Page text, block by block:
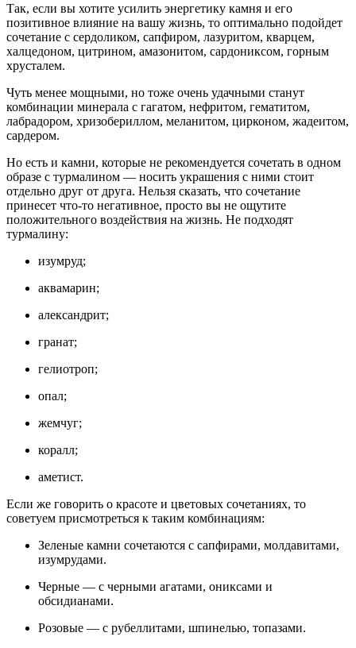
Так, если вы хотите усилить энергетику камня и его
позитивное влияние на вашу жизнь, то оптимально подойдет
сочетание с сердоликом, сапфиром, лазуритом, кварцем,
халцедоном, цитрином, амазонитом, сардониксом, горным
хрусталем.
Чуть менее мощными, но тоже очень удачными станут
комбинации минерала с гагатом, нефритом, гематитом,
лабрадором, хризобериллом, меланитом, цирконом, жадеитом,
сардером.
Но есть и камни, которые не рекомендуется сочетать в одном
образе с турмалином — носить украшения с ними стоит
отдельно друг от друга. Нельзя сказать, что сочетание
принесет что-то негативное, просто вы не ощутите
положительного воздействия на жизнь. Не подходят
турмалину:
изумруд;
аквамарин;
александрит;
гранат;
гелиотроп;
опал;
жемчуг;
коралл;
аметист.
Если же говорить о красоте и цветовых сочетаниях, то
советуем присмотреться к таким комбинациям:
Зеленые камни сочетаются с сапфирами, молдавитами,
изумрудами.
Черные — с черными агатами, ониксами и
обсидианами.
Розовые — с рубеллитами, шпинелью, топазами.